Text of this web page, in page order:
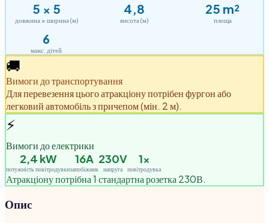
5 × 5
довжина × ширина (м)
4,8
висота (м)
25 m²
площа
6
макс. дітей
🚚
Вимоги до транспортування
Для перевезення цього атракціону потрібен фургон або
легковий автомобіль з причепом (мін. 2 м).
⚡
Вимоги до електрики
2,4 kW
потужність повітродувки
16A
запобіжник
230V
напруга
1×
повітродувка
Атракціону потрібна 1 стандартна розетка 230В.
Опис